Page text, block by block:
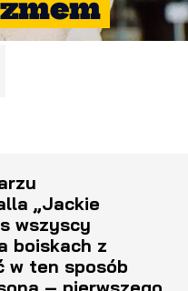
„Jackie
wszyscy
boiskach z
w ten sposób